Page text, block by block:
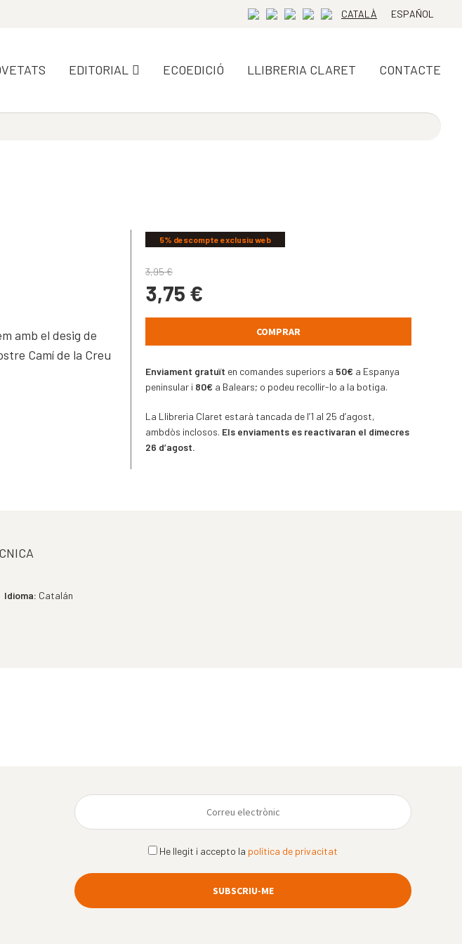
CATALÀ ESPAÑOL
EDITORIAL ECOEDICIÓ LLIBRERIA CLARET CONTACTE
5% descompte exclusiu web
3,95€
3,75 €
COMPRAR
Enviament gratuït en comandes superiors a 50€ a Espanya
peninsular i 80€ a Balears; o podeu recollir-lo a la botiga.
La Llibreria Claret estarà tancada de l’1 al 25 d’agost,
ambdòs inclosos. Els enviaments es reactivaran el dimecres
26 d’agost.
amb el desig de
Camí de la Creu
Idioma: Catalán
He llegit i accepto la política de privacitat